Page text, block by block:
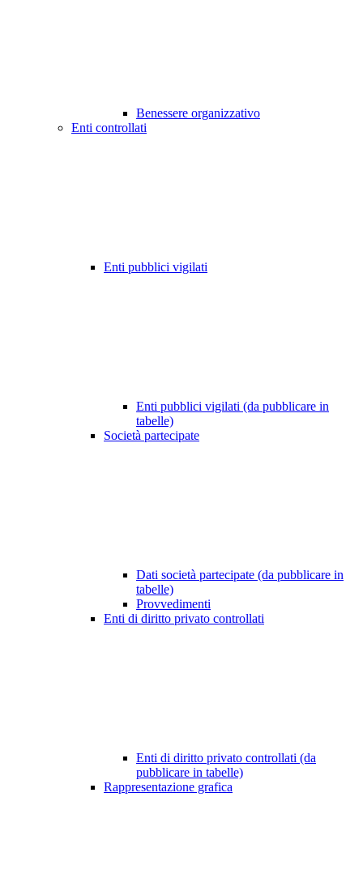
Benessere organizzativo
Enti controllati
Enti pubblici vigilati
Enti pubblici vigilati (da pubblicare in
tabelle)
Società partecipate
Dati società partecipate (da pubblicare in
tabelle)
Provvedimenti
Enti di diritto privato controllati
Enti di diritto privato controllati (da
pubblicare in tabelle)
Rappresentazione grafica